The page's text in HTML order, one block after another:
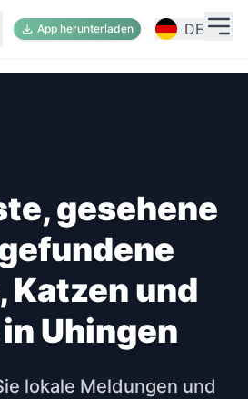
App herunterladen DE
gesehene
Katzen und
Uhingen
lokale Meldungen und